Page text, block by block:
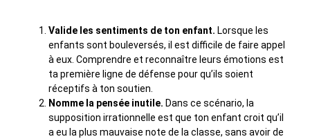
Valide les sentiments de ton enfant. Lorsque les
enfants sont bouleversés, il est difficile de faire appel
à eux. Comprendre et reconnaître leurs émotions est
ta première ligne de défense pour qu’ils soient
réceptifs à ton soutien.
Nomme la pensée inutile. Dans ce scénario, la
supposition irrationnelle est que ton enfant croit qu’il
a eu la plus mauvaise note de la classe, sans avoir de